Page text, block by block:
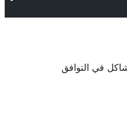
في التوافق